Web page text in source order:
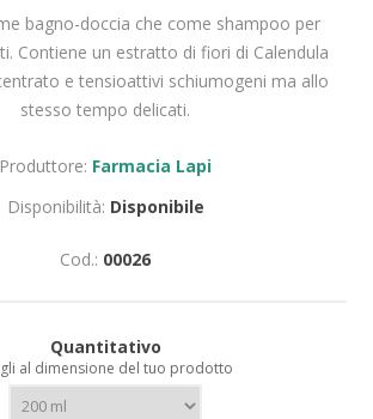
bagno-doccia che come shampoo per
Contiene un estratto di fiori di Calendula
e tensioattivi schiumogeni ma allo
stesso tempo delicati.
Produttore: Farmacia Lapi
Disponibilità: Disponibile
Cod.: 00026
Quantitativo
al dimensione del tuo prodotto